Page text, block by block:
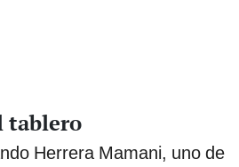
tablero
Herrera Mamani, uno de